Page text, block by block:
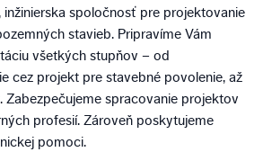
spoločnosť pre projektovanie
stavieb. Pripravíme Vám
všetkých stupňov – od
cez projekt pre stavebné povolenie, až
Zabezpečujeme spracovanie projektov
profesií. Zároveň poskytujeme
pomoci.